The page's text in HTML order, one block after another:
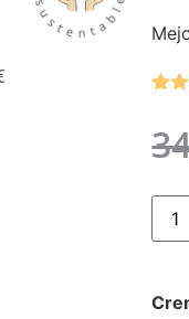
5
en
de